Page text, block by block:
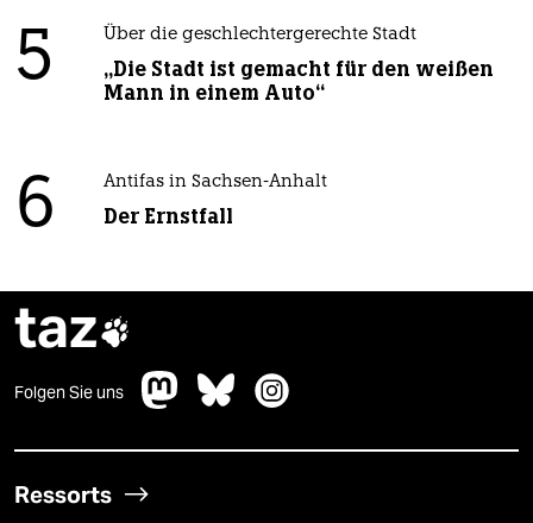
5 Über die geschlechtergerechte Stadt
„Die Stadt ist gemacht für den weißen
Mann in einem Auto“
6 Antifas in Sachsen-Anhalt
Der Ernstfall
taz
Folgen Sie uns
Ressorts